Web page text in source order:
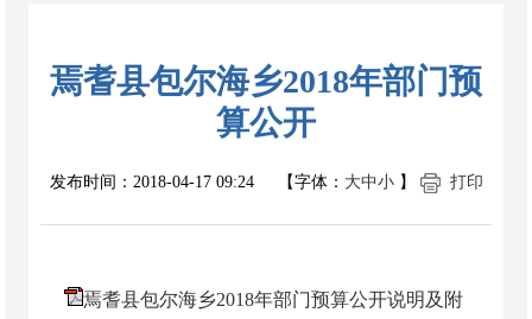
焉耆县包尔海乡2018年部门预
算公开
发布时间： 2018-04-17 09:24【字体： 大中小】 打印
焉耆县包尔海乡2018年部门预算公开说明及附